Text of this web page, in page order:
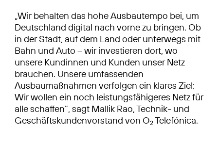
„Wir behalten das hohe Ausbautempo bei, um
Deutschland digital nach vorne zu bringen. Ob
in der Stadt, auf dem Land oder unterwegs mit
Bahn und Auto – wir investieren dort, wo
unsere Kundinnen und Kunden unser Netz
brauchen. Unsere umfassenden
Ausbaumaßnahmen verfolgen ein klares Ziel:
Wir wollen ein noch leistungsfähigeres Netz für
alle schaffen“, sagt Mallik Rao, Technik- und
Geschäftskundenvorstand von O2Telefónica.